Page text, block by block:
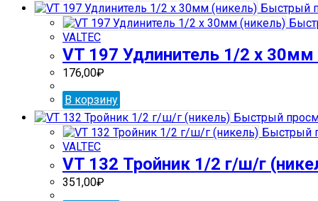
Быстрый
VALTEC
VT 197 Удлинитель 1/2 х 30мм
176,00₽
В корзину
Быстрый
Быстрый
VALTEC
VT 132 Тройник 1/2 г/ш/г
351,00₽